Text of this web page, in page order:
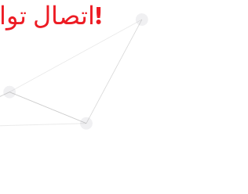
اتصال تواصل تمكين ذوي الإعاقة تِكنولوجياً بالشراكة الجديدة مع وزارة الاتصالات!